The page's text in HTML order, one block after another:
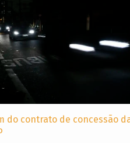
do contrato de concessão